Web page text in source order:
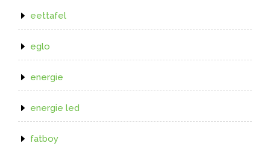
eettafel
eglo
energie
energie led
fatboy